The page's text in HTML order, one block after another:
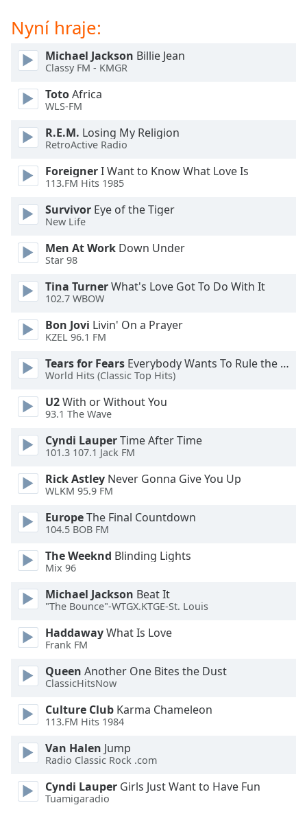
dialog
window.
Escape
cancel
and
Text
Opacity
Text
Background
Area
Background
Color
Opacity
Font
Size
Text
Done
Close
Dialog
End
dialog
Nyní hraje:
Michael Jackson Billie Jean
Classy FM - KMGR
TotoAfrica
WLS-FM
R.E.M. Losing My Religion
RetroActive Radio
ForeignerI Want to Know What Love Is
113.FM Hits 1985
Survivor Eye of the Tiger
New Life
Men At Work Down Under
Star 98
Tina TurnerWhat's Love Got To Do With It
102.7 WBOW
Bon Jovi Livin' On a Prayer
KZEL 96.1 FM
Tears for Fears Everybody Wants To Rule the World
World Hits (Classic Top Hits)
U2With or Without You
93.1 The Wave
Cyndi LauperTime After Time
101.3 107.1 Jack FM
Rick Astley Never Gonna Give You Up
WLKM 95.9 FM
EuropeThe Final Countdown
104.5 BOB FM
The Weeknd Blinding Lights
Mix 96
Michael Jackson Beat It
"The Bounce"-WTGX.KTGE-St. Louis
HaddawayWhat Is Love
Frank FM
Queen Another One Bites the Dust
ClassicHitsNow
Culture Club Karma Chameleon
113.FM Hits 1984
Van Halen Jump
Radio Classic Rock .com
Cyndi Lauper Girls Just Want to Have Fun
Tuamigaradio